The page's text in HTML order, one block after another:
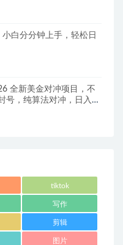
白分分钟上手，轻松日
全新美金对冲项目，不
号，纯算法对冲，日入
tiktok
写作
剪辑
图片